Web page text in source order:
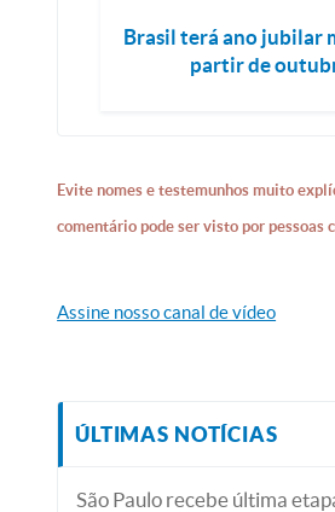
Brasil terá ano jubilar
partir de
Evite nomes e testemunhos muito
comentário pode ser visto por pessoas
Assine nosso canal de vídeo
ÚLTIMAS NOTÍCIAS
São Paulo recebe última